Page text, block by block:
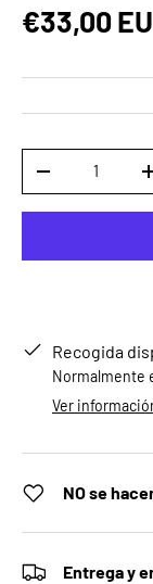
Precio
€33,00
DISMINUIR
Recogida
Normalmente
Ver
NO se
Entrega y